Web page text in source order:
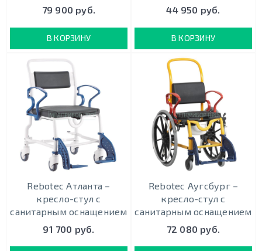
79 900 руб.
В КОРЗИНУ
44 950 руб.
В КОРЗИНУ
Rebotec Атланта –
кресло-стул с
санитарным оснащением
91 700 руб.
Rebotec Аугсбург –
кресло-стул с
санитарным оснащением
72 080 руб.